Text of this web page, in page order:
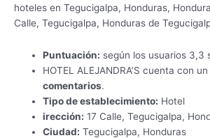
hoteles en Tegucigalpa, Honduras,
Calle, Tegucigalpa, Honduras de
Puntuación: según los usuarios 3,3
HOTEL ALEJANDRA’S cuenta con
comentarios.
Tipo de establecimiento: Hotel
irección: 17 Calle, Tegucigalpa,
Ciudad: Tegucigalpa, Honduras